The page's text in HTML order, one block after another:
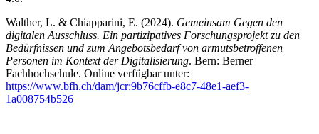
Walther, L. & Chiapparini, E. (2024). Gemeinsam Gegen den
digitalen Ausschluss. Ein partizipatives Forschungsprojekt zu den
Bedürfnissen und zum Angebotsbedarf von armutsbetroffenen
Personen im Kontext der Digitalisierung. Bern: Berner
Fachhochschule. Online verfügbar unter:
https://www.bfh.ch/dam/jcr:9b76cffb-e8c7-48e1-aef3-
1a008754b526